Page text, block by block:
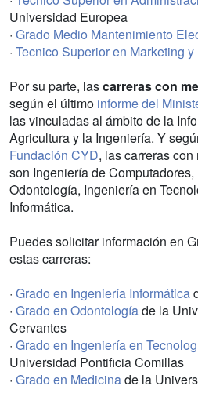
Universidad Europea
· Grado Medio Mantenimiento
· Tecnico Superior en Marketing
Por su parte, lascarreras con
según el último informe del
las vinculadas al ámbito de la
Agricultura y la Ingeniería. Y
Fundación CYD, las carreras
son Ingeniería de
Odontología, Ingeniería en
Informática.
Puedes solicitar información en
estas carreras:
· Grado en Ingeniería Informática
· Grado en Odontologíade la
Cervantes
· Grado en Ingeniería en
Universidad Pontificia Comillas
· Grado en Medicinade la